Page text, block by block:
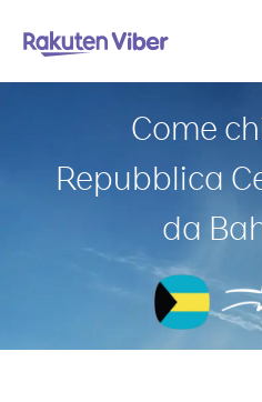
Come
Repubblica
da